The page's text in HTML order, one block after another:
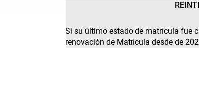
Si su último estado de matrícula fue
renovación de Matrícula desde de